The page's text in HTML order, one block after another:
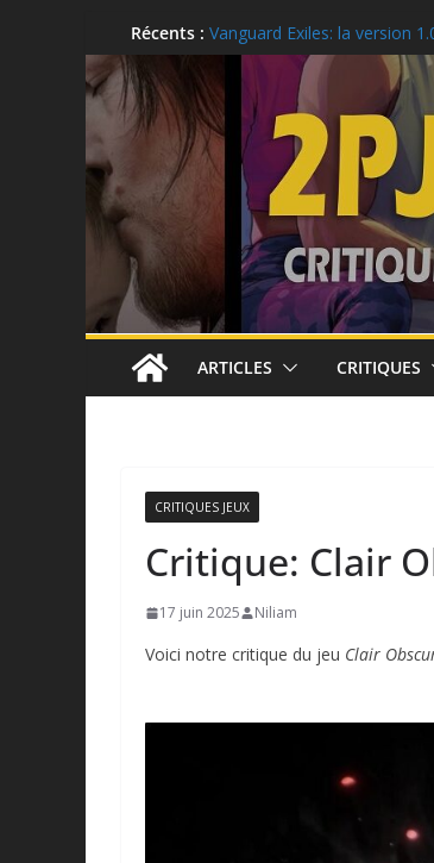
au
contenu
Récents : LEGO: Vous pouvez obtenir
août!
Vanguard Exiles: la version
Ubisoft célèbre le 25e
Recon
Critique: Kusan: City of Wolves
Moonlighter 2, la version
ARTICLES CRITIQUES
CRITIQUES JEUX
Critique: Clair
17 juin 2025 Niliam
Voici notre critique du jeu Clair